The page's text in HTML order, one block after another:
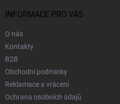
INFORMACE PRO VÁS
O nás
Kontakty
B2B
Obchodní podmínky
Reklamace a vrácení
Ochrana osobních údajů